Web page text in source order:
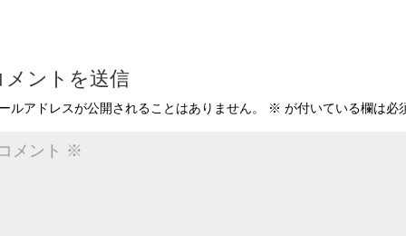
メントを送信
ルアドレスが公開されることはありません。 ※ が付いている欄は必